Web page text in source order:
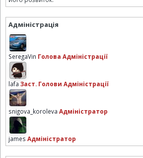
Адміністрація
SeregaVin Голова Адміністрації
lafa Заст. Голови Адміністрації
snigova_koroleva Адміністратор
james Адміністратор